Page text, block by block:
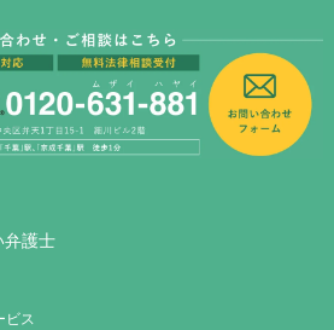
護士
ビス